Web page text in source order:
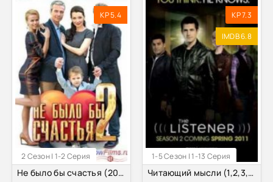
2 Сезон | 1-2 Серия
KP 5.4
Не было бы счастья (2014) 2 сезон
1-5 Сезон | 1-13 Серия
KP 7.3
IMDB 6.8
Читающий мысли (1,2,3,4,5 Сезон)